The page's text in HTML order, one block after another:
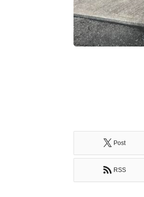
Post
RSS